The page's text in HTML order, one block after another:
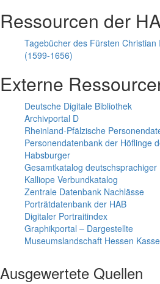
Ressourcen der
Tagebücher des Fürsten
(1599-1656)
Externe
Deutsche Digitale Bibliothek
Archivportal D
Rheinland-Pfälzische
Personendatenbank der Höflinge
Habsburger
Gesamtkatalog
Kalliope Verbundkatalog
Zentrale Datenbank Nachlässe
Porträtdatenbank der HAB
Digitaler Portraitindex
Graphikportal – Dargestellte
Museumslandschaft Hessen
Ausgewertete Quellen